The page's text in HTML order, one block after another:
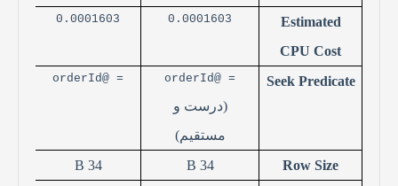
Estimated
CPU Cost
0.0001603
0.0001603
Seek Predicate
= @orderId
(درست و
مستقیم)
= @orderId
Row Size
34 B
34 B